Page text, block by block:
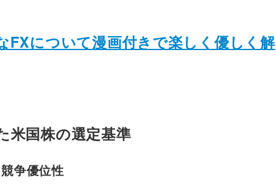
FXについて漫画付きで楽しく優しく解
米国株の選定基準
争優位性